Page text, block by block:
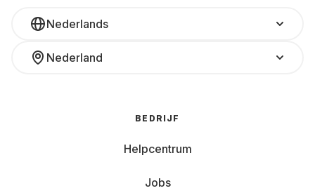
Nederlands
Nederland
BEDRIJF
Helpcentrum
Jobs